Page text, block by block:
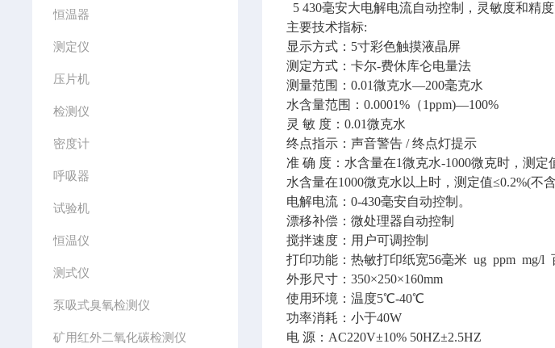
恒温器
测定仪
压片机
检测仪
密度计
呼吸器
试验机
恒温仪
测式仪
泵吸式臭氧检测仪
矿用红外二氧化碳检测仪
5 430毫安大电解电流自动控制，灵敏度和精度
主要技术指标:
显示方式：5寸彩色触摸液晶屏
测定方式：卡尔-费休库仑电量法
测量范围：0.01微克水—200毫克水
水含量范围：0.0001%（1ppm)—100%
灵 敏 度：0.01微克水
终点指示：声音警告 / 终点灯提示
准 确 度：水含量在1微克水-1000微克时，测定
水含量在1000微克水以上时，测定值≤0.2%(不
电解电流：0-430毫安自动控制。
漂移补偿：微处理器自动控制
搅拌速度：用户可调控制
打印功能：热敏打印纸宽56毫米 ug ppm mg/l
外形尺寸：350×250×160mm
使用环境：温度5℃-40℃
功率消耗：小于40W
电 源：AC220V±10% 50HZ±2.5HZ